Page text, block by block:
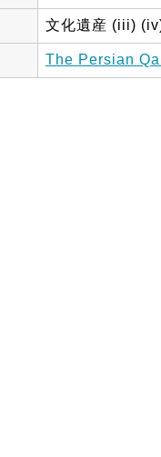
文化遺産 (iii)
The Persian